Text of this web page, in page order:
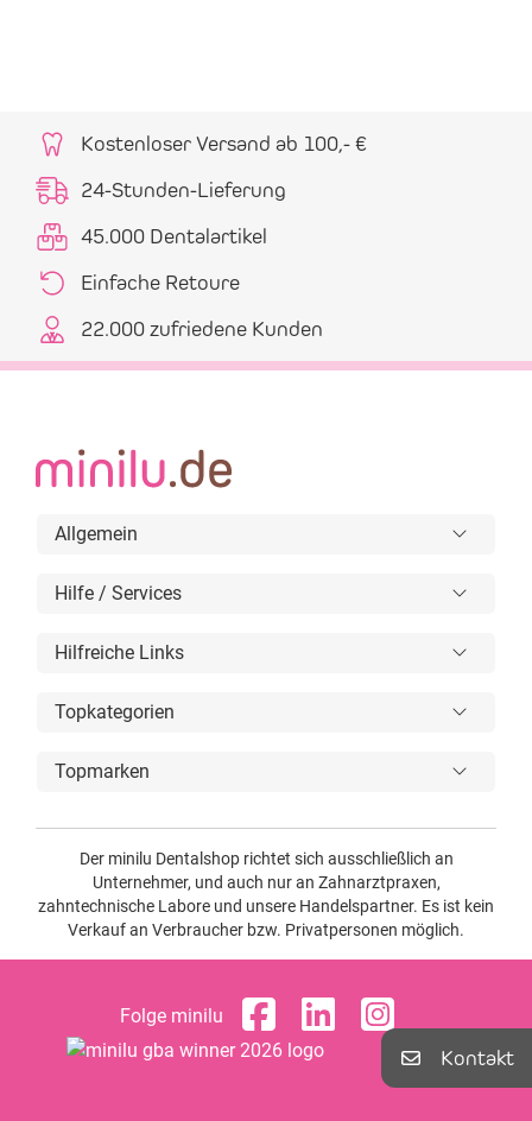
Kontakt
Kostenloser Versand ab 100,- €
24-Stunden-Lieferung
45.000 Dentalartikel
Einfache Retoure
22.000 zufriedene Kunden
Allgemein
Hilfe / Services
Hilfreiche Links
Topkategorien
Topmarken
Der minilu Dentalshop richtet sich ausschließlich an
Unternehmer, und auch nur an Zahnarztpraxen,
zahntechnische Labore und unsere Handelspartner. Es ist kein
Verkauf an Verbraucher bzw. Privatpersonen möglich.
Folge minilu